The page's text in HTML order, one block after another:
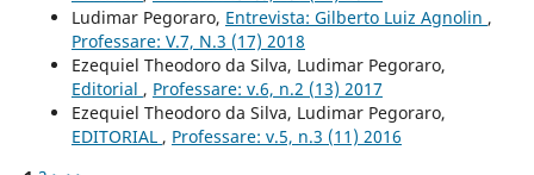
Ludimar Pegoraro, Entrevista: Gilberto Luiz Agnolin ,
Professare: V.7, N.3 (17) 2018
Ezequiel Theodoro da Silva, Ludimar Pegoraro,
Editorial , Professare: v.6, n.2 (13) 2017
Ezequiel Theodoro da Silva, Ludimar Pegoraro,
EDITORIAL , Professare: v.5, n.3 (11) 2016